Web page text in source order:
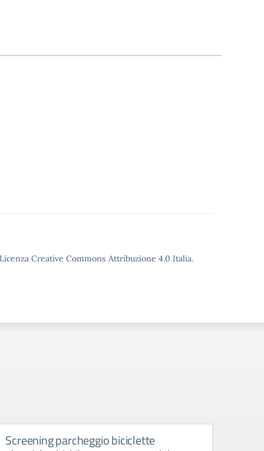
Creative Commons Attribuzione 4.0 Italia.
Screening parcheggio biciclette